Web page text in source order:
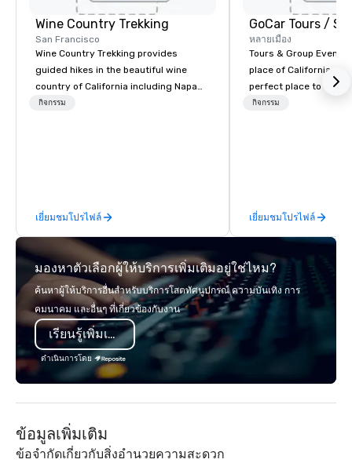
Wine Country Trekking
San Francisco
Wine Country Trekking provides
guided hikes in the beautiful wine
country of California including Napa
and Sonoma Valleys. These
day hikes we provide luxury self-
guided inn-to-in walking vacations
from the gateway City of San
Francisco to the California wine
country with a focus on superb hiking,
lodging, food and wine. We also have
a Monterey Bay Trek.
กิจกรรม
เยี่ยมชมโปรไฟล์
หลายเมือง
Tours & Group Events
place of California.
perfect place to visit
mix fun with history
greatly enhanced by
scoreboard, photo,
challenges presented
mobile device. We can also
incorporate our
event to the water
กิจกรรม
เยี่ยมชมโปรไฟล์
มองหาตัวเลือกผู้ให้บริการเพิ่มเติมอยู่ใช่ไหม?
ค้นหาผู้ให้บริการอื่นสำหรับบริการโสตทัศนูปกรณ์ ความบันเทิง การ
คมนาคม และอื่นๆ ที่เกี่ยวข้องกับงาน
เรียนรู้เพิ่มเติม
ดำเนินการโดย
ข้อมูลเพิ่มเติม
ข้อจำกัดเกี่ยวกับสิ่งอำนวยความสะดวก